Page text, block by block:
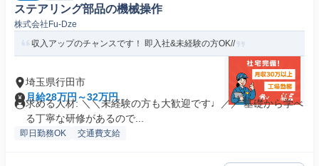
ステアリング部品の機械操作
株式会社Fu-Dze
収入アップのチャンスです！ 即入社&未経験の方OK//
埼玉県行田市
月給28万円～32万円
求める人材: ＼＼未経験の方も大歓迎です♩／／ 基礎から学べ
る丁寧な研修があるので...
即日勤務OK 交通費支給